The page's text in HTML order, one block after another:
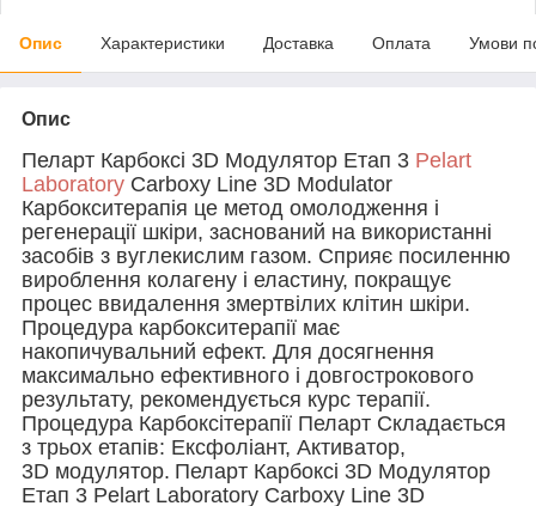
Опис Характеристики Доставка Оплата Умови
Опис
Пеларт Карбоксі 3D Модулятор Етап 3 Pelart
Laboratory Carboxy Line 3D Modulator
Карбокситерапія це метод омолодження і
регенерації шкіри, заснований на використанні
засобів з вуглекислим газом. Сприяє посиленню
вироблення колагену і еластину, покращує
процес ввидалення змертвілих клітин шкіри.
Процедура карбокситерапії має
накопичувальний ефект. Для досягнення
максимально ефективного і довгострокового
результату, рекомендується курс терапії.
Процедура Карбоксітерапії Пеларт Складається
з трьох етапів: Ексфоліант, Активатор,
3D модулятор. Пеларт Карбоксі 3D Модулятор
Етап 3 Pelart Laboratory Carboxy Line 3D